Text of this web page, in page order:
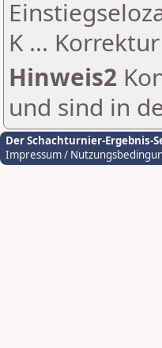
K ...
Hinweis2
und sind in
Der Schachturnier-Ergebnis-
Impressum /